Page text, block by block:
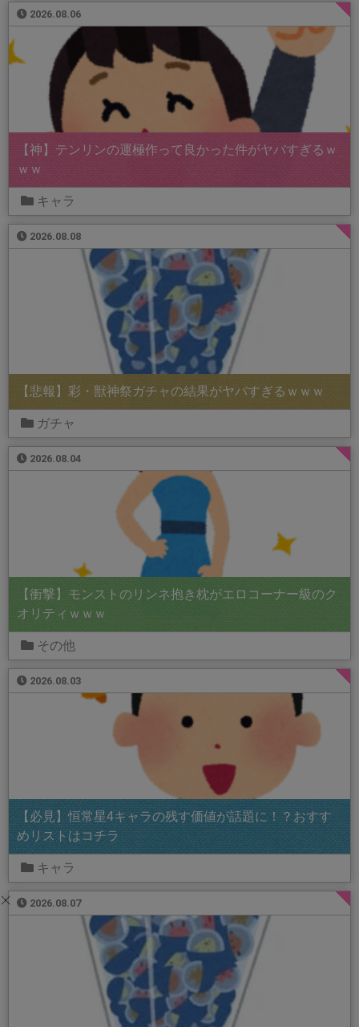
2026.08.06
【神】テンリンの運極作って良かった件がヤバすぎるｗ
ｗｗ
キャラ
2026.08.08
【悲報】彩・獣神祭ガチャの結果がヤバすぎるｗｗｗ
ガチャ
2026.08.04
【衝撃】モンストのリンネ抱き枕がエロコーナー級のク
オリティｗｗｗ
その他
2026.08.03
【必見】恒常星4キャラの残す価値が話題に！？おすす
めリストはコチラ
キャラ
2026.08.07